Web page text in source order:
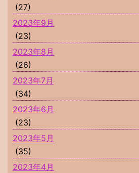
(27)
2023年9月
(23)
2023年8月
(26)
2023年7月
(34)
2023年6月
(23)
2023年5月
(35)
2023年4月